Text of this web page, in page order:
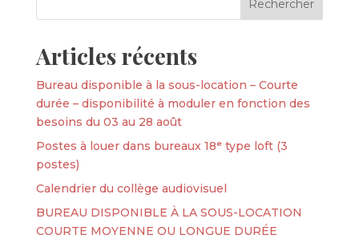
Articles récents
Bureau disponible à la sous-location – Courte
durée – disponibilité à moduler en fonction des
besoins du 03 au 28 août
Postes à louer dans bureaux 18ᵉ type loft (3
postes)
Calendrier du collège audiovisuel
BUREAU DISPONIBLE À LA SOUS-LOCATION
COURTE MOYENNE OU LONGUE DURÉE